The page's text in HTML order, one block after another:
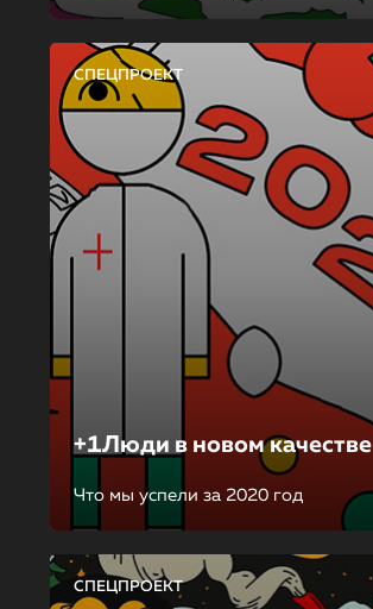
СПЕЦПРОЕКТ
+1Люди в новом качестве
Что мы успели за 2020 год
СПЕЦПРОЕКТ